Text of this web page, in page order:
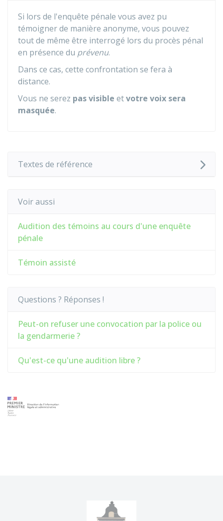
Si lors de l'enquête pénale vous avez pu
témoigner de manière anonyme, vous pouvez
tout de même être interrogé lors du procès pénal
en présence du prévenu.
Dans ce cas, cette confrontation se fera à
distance.
Vous ne serez pas visible etvotre voix sera
masquée.
Textes de référence
Voir aussi
Audition des témoins au cours d'une enquête
pénale
Témoin assisté
Questions ? Réponses !
Peut-on refuser une convocation par la police ou
la gendarmerie ?
Qu'est-ce qu'une audition libre ?